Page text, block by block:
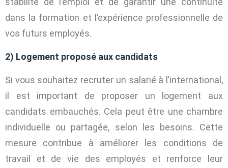
dans la formation et l’expérience professionnelle de
vos futurs employés.
2) Logement proposé aux candidats
Si vous souhaitez recruter un salarié à l’international,
il est important de proposer un logement aux
candidats embauchés. Cela peut être une chambre
individuelle ou partagée, selon les besoins. Cette
mesure contribue à améliorer les conditions de
travail et de vie des employés et renforce leur